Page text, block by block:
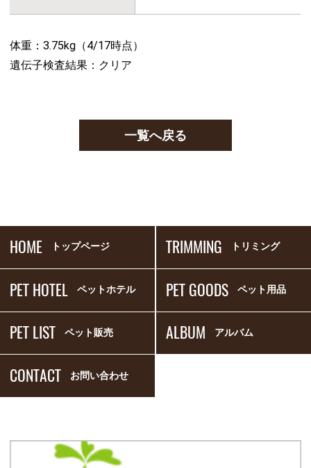
体重：3.75kg（4/17時点）
遺伝子検査結果：クリア
一覧へ戻る
HOME トップページ TRIMMING トリミング
PET HOTEL ペットホテル PET GOODS ペット用品
PET LIST ペット販売 ALBUM アルバム
CONTACT お問い合わせ